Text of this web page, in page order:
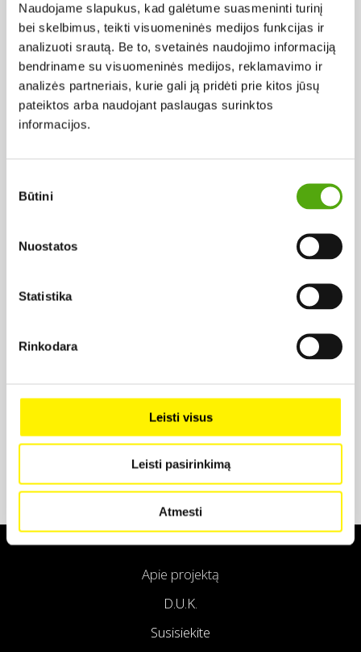
Naudojame slapukus, kad galėtume suasmeninti turinį
bei skelbimus, teikti visuomeninės medijos funkcijas ir
analizuoti srautą. Be to, svetainės naudojimo informaciją
bendriname su visuomeninės medijos, reklamavimo ir
analizės partneriais, kurie gali ją pridėti prie kitos jūsų
pateiktos arba naudojant paslaugas surinktos
informacijos.
pasirinkimas
Būtini
Nuostatos
Statistika
Rinkodara
Leisti visus
Leisti pasirinkimą
Atmesti
Rezultatų nerasta...
Apie projektą
D.U.K.
Susisiekite